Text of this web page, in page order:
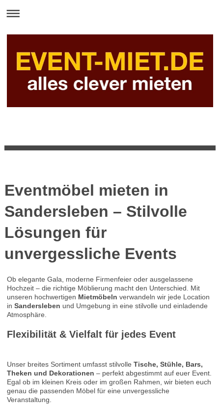
Eventmöbel mieten in
Sandersleben – Stilvolle
Lösungen für
unvergessliche Events
Ob elegante Gala, moderne Firmenfeier oder ausgelassene
Hochzeit – die richtige Möblierung macht den Unterschied. Mit
unseren hochwertigen Mietmöbeln verwandeln wir jede Location
in Sandersleben und Umgebung in eine stilvolle und einladende
Atmosphäre.
Flexibilität & Vielfalt für jedes Event
Unser breites Sortiment umfasst stilvolle Tische, Stühle, Bars,
Theken und Dekorationen – perfekt abgestimmt auf euer Event.
Egal ob im kleinen Kreis oder im großen Rahmen, wir bieten euch
genau die passenden Möbel für eine unvergessliche
Veranstaltung.